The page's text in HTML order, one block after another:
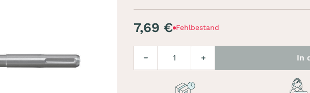
7,69 € Fehlbestand
In